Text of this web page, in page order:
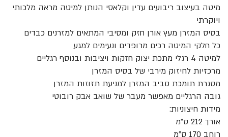
מיטה בעיצוב ריבועים עדין וקלאסי הנותן למיטה מראה מלכותי
ויוקרתי
בסיס המזרן מעץ אורן חזק ומסיבי המתאים למזרנים כבדים
כל חלקי המיטה רכים מרופדים ונעימים למגע
למיטה 4 רגלי מתכת יצוק חזקות ויציבות ובנוסף רגליים
מרכזיות לחיזוק מירבי של בסיס המזרן
מסגרת תומכת סביב המזרן למניעת תזוזות המזרן
גובה הרגליים מאפשר מעבר של שואב אבק רובוטי
מידות חיצוניות:
אורך 212 ס"מ
רוחב 170 ס"מ